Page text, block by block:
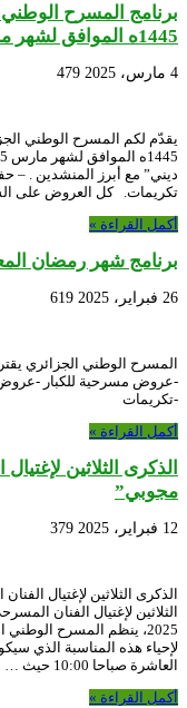
برنامج المسرح
1445ه الموافق لشهر مارس 2025م.
4 مارس، 2025 479
يقدّم لكم المسرح الوطني
ديني” مع أبرز المنشدين . –
تكريمات. كل العروض على الساعة 21:30 ليلاً المسرح الوطني
أكمل القراءة »
برنامج شهر رمضان
26 فبراير، 2025 619
-عروض مسرحية للكبار -عروض
-تكريمات
أكمل القراءة »
الذكرى الثلاثين
مجوبي”
12 فبراير، 2025 379
الذكرى الثلاثين لإغتيال
2025، ينظم المسرح
لإحياء هذه المناسبة الذي
العاشرة صباحا 10:00 حيث …
أكمل القراءة »